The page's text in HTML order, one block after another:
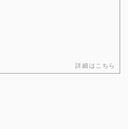
詳細はこちら